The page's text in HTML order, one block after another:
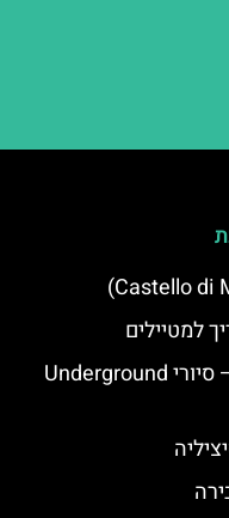
למטיילים
קטניה התחתית (אנדרגראונד) – סיורי Underground